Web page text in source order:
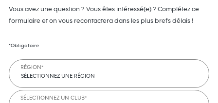
Vous avez une question ? Vous êtes intéressé(e) ? Complétez ce
formulaire et on vous recontactera dans les plus brefs délais !
*Obligatoire
RÉGION*
SÉLECTIONNEZ UNE RÉGION
SÉLECTIONNEZ UN CLUB*